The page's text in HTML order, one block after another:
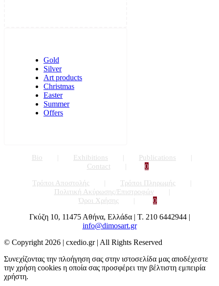
Gold
Silver
Art products
Christmas
Easter
Summer
Offers
Bio Exhibitions
Publications
Contact
0
Τρόποι Αποστολής
Τρόποι Πληρωμής
Πολιτική Ακύρωσης/Επιστροφών
Όροι Χρήσης
0
Γκύζη 10, 11475 Αθήνα, Ελλάδα | Τ. 210 6442944 |
info@dimosart.gr
© Copyright 2026 | cxedio.gr | All Rights Reserved
Συνεχίζοντας την πλοήγηση σας στην ιστοσελίδα μας αποδέχεστε
την χρήση cookies η οποία σας προσφέρει την βέλτιστη εμπειρία
χρήστη.